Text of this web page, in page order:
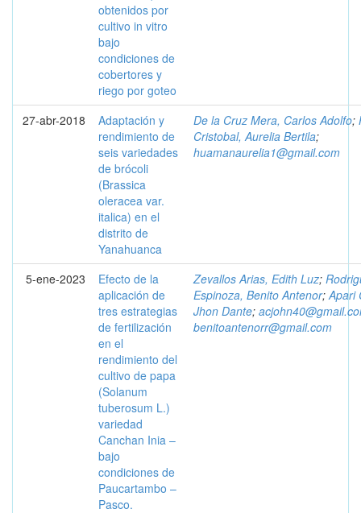
obtenidos por
cultivo in vitro
bajo
condiciones de
cobertores y
riego por goteo
27-abr-2018
Adaptación y
rendimiento de
seis variedades
de brócoli
(Brassica
oleracea var.
italica) en el
distrito de
Yanahuanca
De la Cruz Mera, Carlos Adolfo;
Cristobal, Aurelia Bertila;
huamanaurelia1@gmail.com
5-ene-2023
Efecto de la
aplicación de
tres estrategias
de fertilización
en el
rendimiento del
cultivo de papa
(Solanum
tuberosum L.)
variedad
Canchan Inia –
bajo
condiciones de
Paucartambo –
Pasco.
Zevallos Arias, Edith Luz;
Espinoza, Benito Antenor;Apari
Jhon Dante;
benitoantenorr@gmail.com